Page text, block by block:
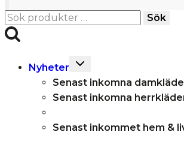
Sök
efter:
Sök
Nyheter
Toggle
child
menu
Senast inkomna
Senast inkomna
Senast inkommet hem &